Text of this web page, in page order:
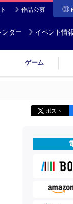
作品公募
ンダー イベント情
ゲーム
ポスト